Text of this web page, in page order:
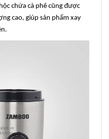
chứa cà phê cũng được
cao, giúp sản phẩm xay